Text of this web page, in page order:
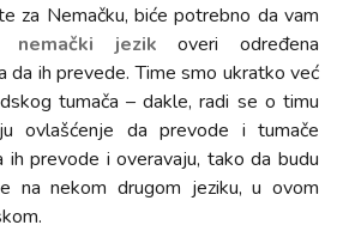
za Nemačku, biće potrebno da vam
jezik overi određena
da ih prevede. Time smo ukratko već
tumača – dakle, radi se o timu
ovlašćenje da prevode i tumače
ih prevode i overavaju, tako da budu
na nekom drugom jeziku, u ovom